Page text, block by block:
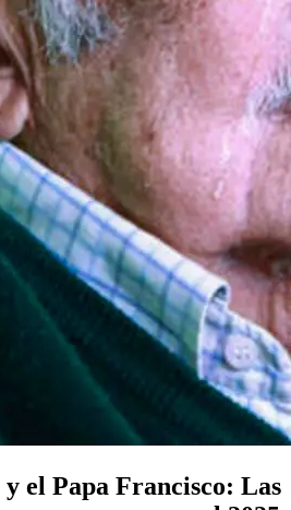
el Papa Francisco: Las